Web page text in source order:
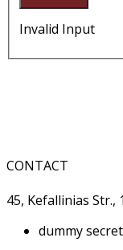
Invalid Input
CONTACT
45, Kefallinias Str.,
dummy